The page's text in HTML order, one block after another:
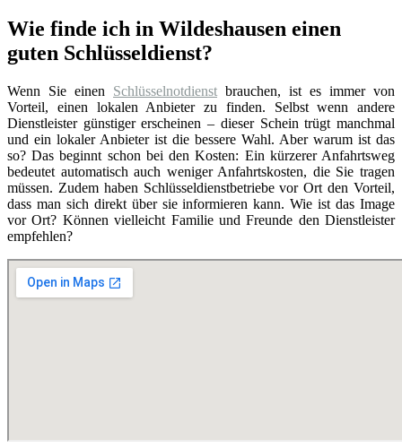
Wie finde ich in Wildeshausen einen
guten Schlüsseldienst?
Wenn Sie einen Schlüsselnotdienst brauchen, ist es immer von
Vorteil, einen lokalen Anbieter zu finden. Selbst wenn andere
Dienstleister günstiger erscheinen – dieser Schein trügt manchmal
und ein lokaler Anbieter ist die bessere Wahl. Aber warum ist das
so? Das beginnt schon bei den Kosten: Ein kürzerer Anfahrtsweg
bedeutet automatisch auch weniger Anfahrtskosten, die Sie tragen
müssen. Zudem haben Schlüsseldienstbetriebe vor Ort den Vorteil,
dass man sich direkt über sie informieren kann. Wie ist das Image
vor Ort? Können vielleicht Familie und Freunde den Dienstleister
empfehlen?